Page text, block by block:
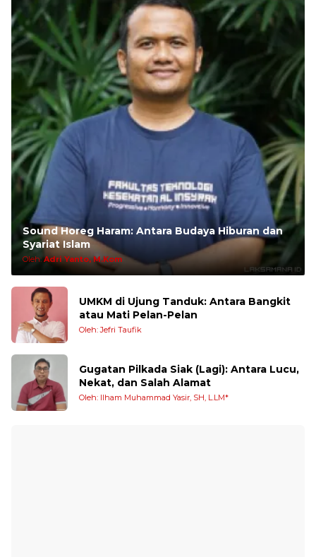
Sound Horeg Haram: Antara Budaya Hiburan dan
Syariat Islam
Oleh:Adri Yanto, M.Kom
UMKM di Ujung Tanduk: Antara Bangkit
atau Mati Pelan-Pelan
Oleh: Jefri Taufik
Gugatan Pilkada Siak (Lagi): Antara Lucu,
Nekat, dan Salah Alamat
Oleh: Ilham Muhammad Yasir, SH, L.LM*